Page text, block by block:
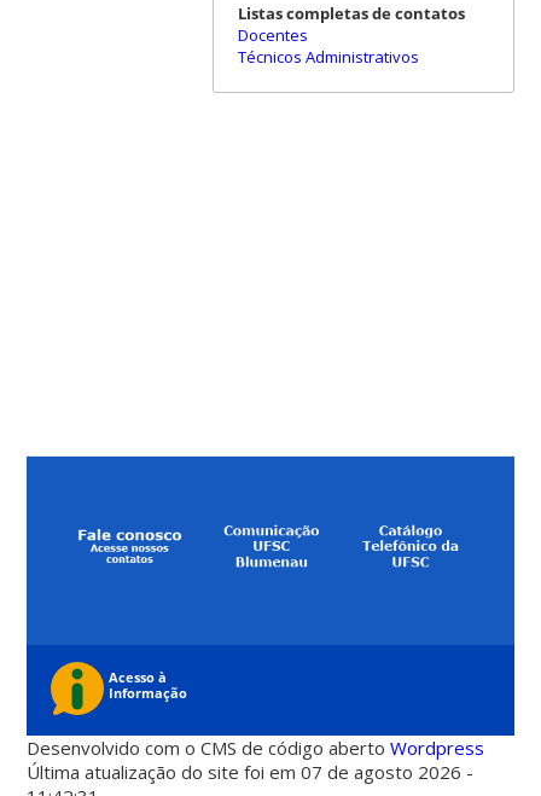
Listas completas de contatos
Docentes
Técnicos Administrativos
Desenvolvido com o CMS de código abertoWordpress
Última atualização do site foi em 07 de agosto 2026 -